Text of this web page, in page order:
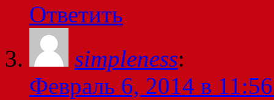
Ответить
simpleness:
Февраль 6, 2014 в